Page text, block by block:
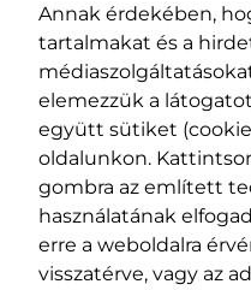
400029 Kolozsvár,
Fürdő (Card. Iuliu Hossu)
szám
tel/fax:0723 250
email:
Annak érdekében,
tartalmakat és a
elemezzük a
együtt sütiket
oldalunkon.
gombra az említett
használatának
erre a weboldalra
visszatérve, vagy az